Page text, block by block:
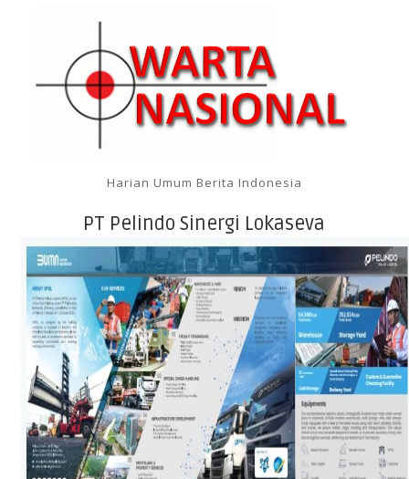
Harian Umum Berita Indonesia
PT Pelindo Sinergi Lokaseva